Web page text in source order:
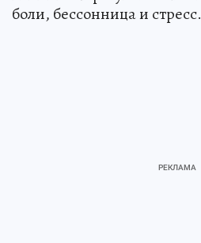
боли, бессонница и стресс.